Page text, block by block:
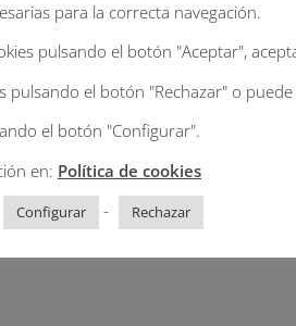
para la correcta navegación.
pulsando el botón "Aceptar",
pulsando el botón "Rechazar" o puede
el botón "Configurar".
en: Política de cookies
Configurar - Rechazar